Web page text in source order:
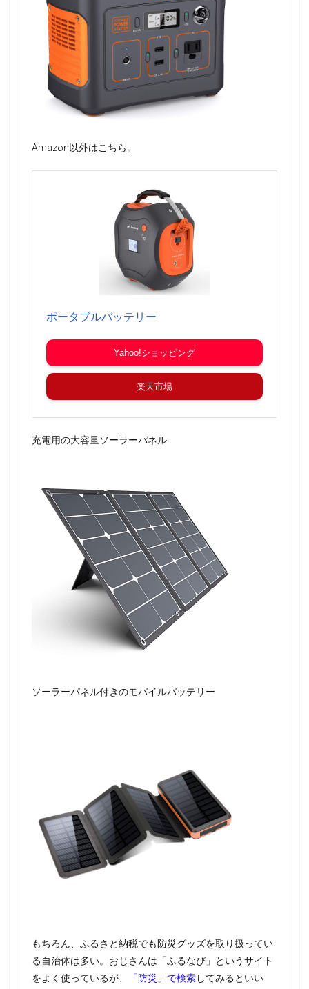
Amazon以外はこちら。
ポータブルバッテリー
Yahoo!ショッピング
楽天市場
充電用の大容量ソーラーパネル
ソーラーパネル付きのモバイルバッテリー
もちろん、ふるさと納税でも防災グッズを取り扱ってい
る自治体は多い。おじさんは「ふるなび」というサイト
をよく使っているが、
「防災」で検索してみるといい